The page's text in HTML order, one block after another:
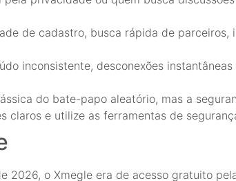
de cadastro, busca rápida de
inconsistente, desconexões
do bate-papo aleatório, mas a
claros e utilize as ferramentas de
2026, o Xmegle era de acesso gratuito